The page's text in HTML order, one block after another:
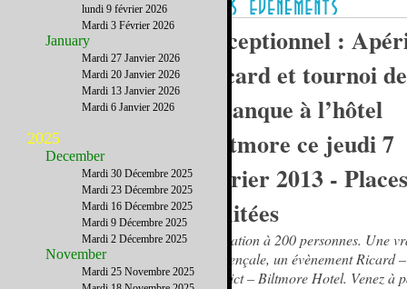
Exceptionnel :
Ricard et tournoi de
pétanque à l’hôtel
Biltmore ce jeudi 7
février 2013 - Places
limitées
Limitation à 200 personnes. Une
Provençale, un évènement Ricard
District – Biltmore Hotel. Venez à
lundi 9 février 2026
Mardi 3 Février 2026
January
Mardi 27 Janvier 2026
Mardi 20 Janvier 2026
Mardi 13 Janvier 2026
Mardi 6 Janvier 2026
2025
December
Mardi 30 Décembre 2025
Mardi 23 Décembre 2025
Mardi 16 Décembre 2025
Mardi 9 Décembre 2025
Mardi 2 Décembre 2025
November
Mardi 25 Novembre 2025